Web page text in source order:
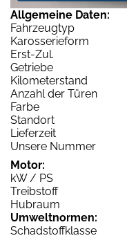
Allgemeine Daten:
Fahrzeugtyp
Karosserieform
Erst-Zul.
Getriebe
Kilometerstand
Anzahl der Türen
Farbe
Standort
Lieferzeit
Unsere Nummer
Motor:
kW / PS
Treibstoff
Hubraum
Umweltnormen:
Schadstoffklasse